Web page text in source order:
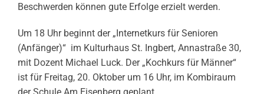
Beschwerden können gute Erfolge erzielt werden.
Um 18 Uhr beginnt der „Internetkurs für Senioren
(Anfänger)“ im Kulturhaus St. Ingbert, Annastraße 30,
mit Dozent Michael Luck. Der „Kochkurs für Männer“
ist für Freitag, 20. Oktober um 16 Uhr, im Kombiraum
der Schule Am Eisenberg geplant.